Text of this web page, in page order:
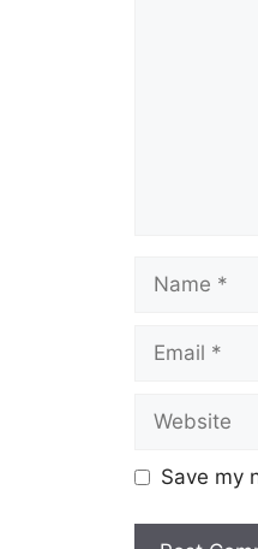
Name
Email
Website
Save my